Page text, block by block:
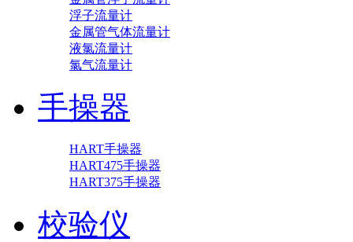
浮子流量计
金属管气体流量计
液氯流量计
氯气流量计
手操器
HART手操器
HART475手操器
HART375手操器
校验仪